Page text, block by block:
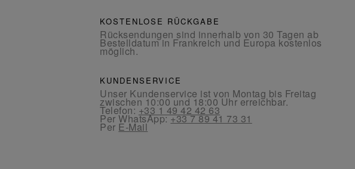
KOSTENLOSE RÜCKGABE
Rücksendungen sind innerhalb von 30 Tagen ab
Bestelldatum in Frankreich und Europa kostenlos
möglich.
KUNDENSERVICE
Unser Kundenservice ist von Montag bis Freitag
zwischen 10:00 und 18:00 Uhr erreichbar.
Telefon:+33 1 49 42 42 63
Per WhatsApp:+33 7 89 41 73 31
Per E-Mail